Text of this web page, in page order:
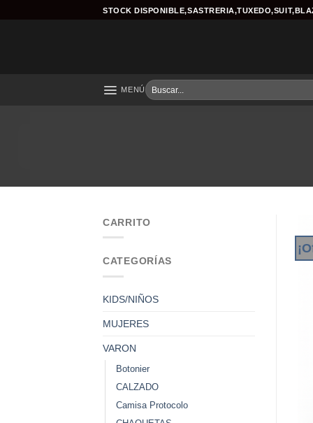
STOCK
MENÚ
Buscar
por:
CARRITO
CATEGORÍAS
KIDS/NIÑOS
MUJERES
VARON
Botonier
CALZADO
Camisa Protocolo